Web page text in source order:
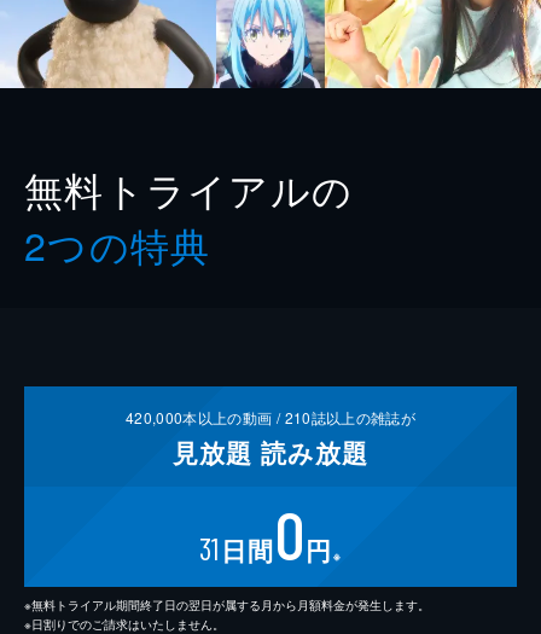
無料トライアルの
2つの特典
420,000本以上の動画 /210誌以上の雑誌が
見放題 読み放題
31 日間0円 ※
※無料トライアル期間終了日の翌日が属する月から月額料金が発生します。
※日割りでのご請求はいたしません。